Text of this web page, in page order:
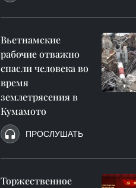
Вьетнамские
рабочие отважно
спасли человека во
время
землетрясения в
Кумамото
ПРОСЛУШАТЬ
Торжественное